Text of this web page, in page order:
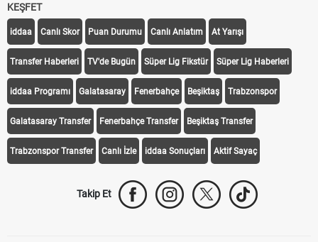
KEŞFET
iddaa Canlı Skor Puan Durumu Canlı Anlatım At Yarışı
Transfer Haberleri TV'de Bugün Süper Lig Fikstür Süper Lig Haberleri
iddaa Programı Galatasaray Fenerbahçe Beşiktaş Trabzonspor
Galatasaray Transfer Fenerbahçe Transfer Beşiktaş Transfer
Trabzonspor Transfer Canlı İzle iddaa Sonuçları Aktif Sayaç
Takip Et